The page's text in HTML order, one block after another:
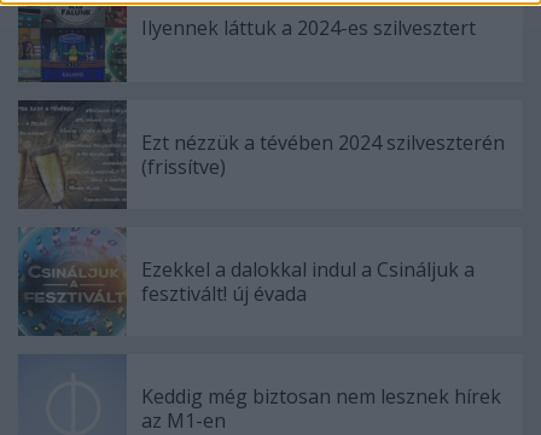
Ilyennek láttuk a 2024-es szilvesztert
Ezt nézzük a tévében 2024 szilveszterén
(frissítve)
Ezekkel a dalokkal indul a Csináljuk a
fesztivált! új évada
Keddig még biztosan nem lesznek hírek
az M1-en